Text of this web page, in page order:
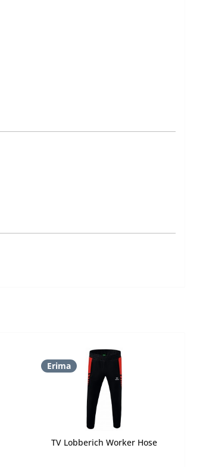
Erima
TV Lobberich Worker Hose